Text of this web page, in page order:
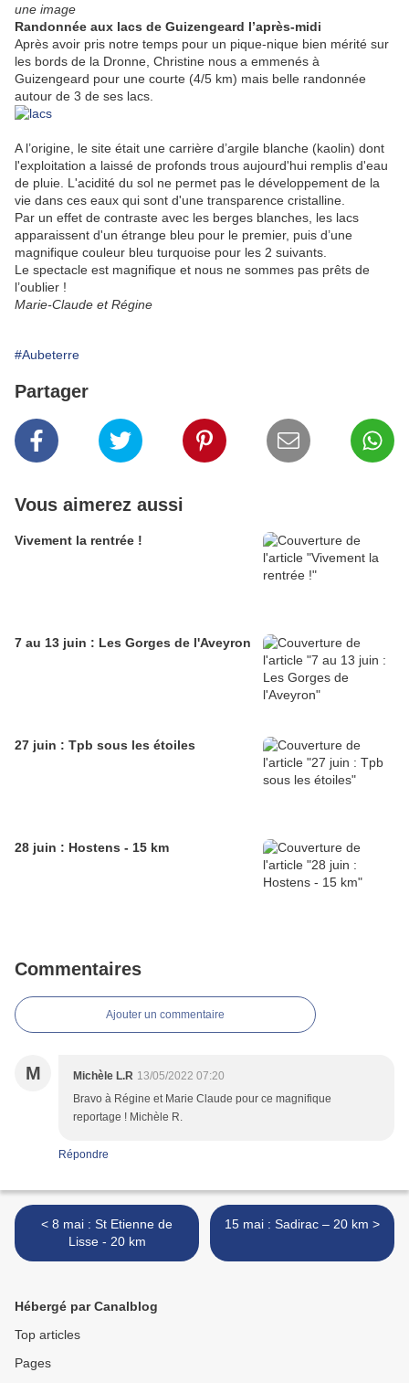
une image
Randonnée aux lacs de Guizengeard l’après-midi
Après avoir pris notre temps pour un pique-nique bien mérité sur
les bords de la Dronne, Christine nous a emmenés à
Guizengeard pour une courte (4/5 km) mais belle randonnée
autour de 3 de ses lacs.
A l’origine, le site était une carrière d’argile blanche (kaolin) dont
l'exploitation a laissé de profonds trous aujourd'hui remplis d'eau
de pluie. L'acidité du sol ne permet pas le développement de la
vie dans ces eaux qui sont d'une transparence cristalline.
Par un effet de contraste avec les berges blanches, les lacs
apparaissent d'un étrange bleu pour le premier, puis d’une
magnifique couleur bleu turquoise pour les 2 suivants.
Le spectacle est magnifique et nous ne sommes pas prêts de
l’oublier !
Marie-Claude et Régine
#Aubeterre
Partager
Vous aimerez aussi
Vivement la rentrée !
7 au 13 juin : Les Gorges de l'Aveyron
27 juin : Tpb sous les étoiles
28 juin : Hostens - 15 km
Commentaires
Ajouter un commentaire
M Michèle L.R 13/05/2022 07:20
Bravo à Régine et Marie Claude pour ce magnifique
reportage ! Michèle R.
Répondre
< 8 mai : St Etienne de
Lisse - 20 km
15 mai : Sadirac – 20 km >
Hébergé par Canalblog
Top articles
Pages